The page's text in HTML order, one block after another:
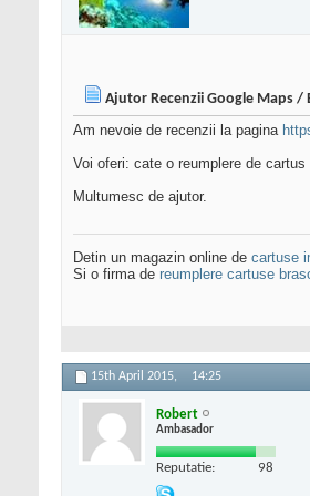
Ajutor Recenzii Google Maps /
Am nevoie de recenzii la pagina
Voi oferi: cate o reumplere de
Multumesc de ajutor.
Detin un magazin online de cartuse
Si o firma de reumplere cartuse
15th April 2015, 14:25
Robert
Ambasador
Reputatie: 98